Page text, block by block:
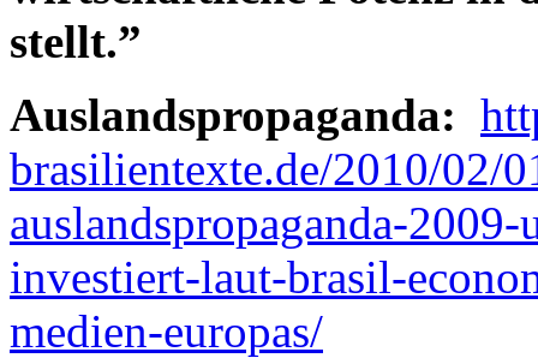
stellt.”
Auslandspropaganda:
brasilientexte.de/2010/02/
auslandspropaganda-
investiert-laut-brasil-
medien-europas/